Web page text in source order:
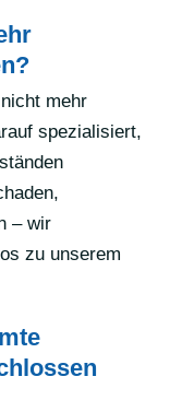
mehr
spezialisiert,
– wir
zu unserem